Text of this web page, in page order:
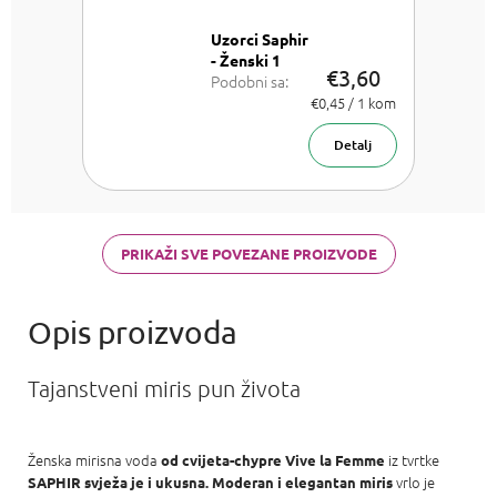
Uzorci Saphir
- Ženski 1
Podobni sa:
Armani Acqua
Mademoiselle
a Carolina
€3,60
Izmjeri
cijenu:
€0,45 / 1 kom
Detalj
PRIKAŽI SVE POVEZANE PROIZVODE
Tajanstveni miris pun života
Ženska mirisna voda od cvijeta-chypre Vive la Femme iz tvrtke
SAPHIR svježa je i ukusna. Moderan i elegantan mirisvrlo je